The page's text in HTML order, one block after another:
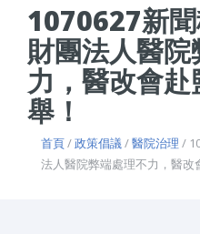
1070627新
財團法人醫
力，醫改會
舉！
首頁/政策倡議/醫院治理 /
法人醫院弊端處理不力，醫改